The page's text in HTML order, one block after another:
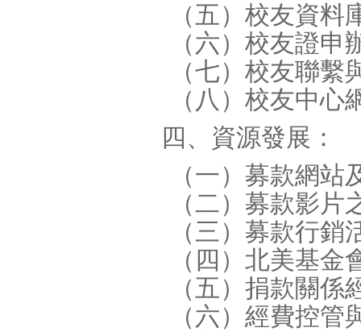
（五）校友資料
（六）校友證申
（七）校友聯繫
（八）校友中心
四、資源發展：
（一）募款網站
（二）募款影片
（三）募款行銷
（四）北美基金
（五）捐款關係
（六）經費控管